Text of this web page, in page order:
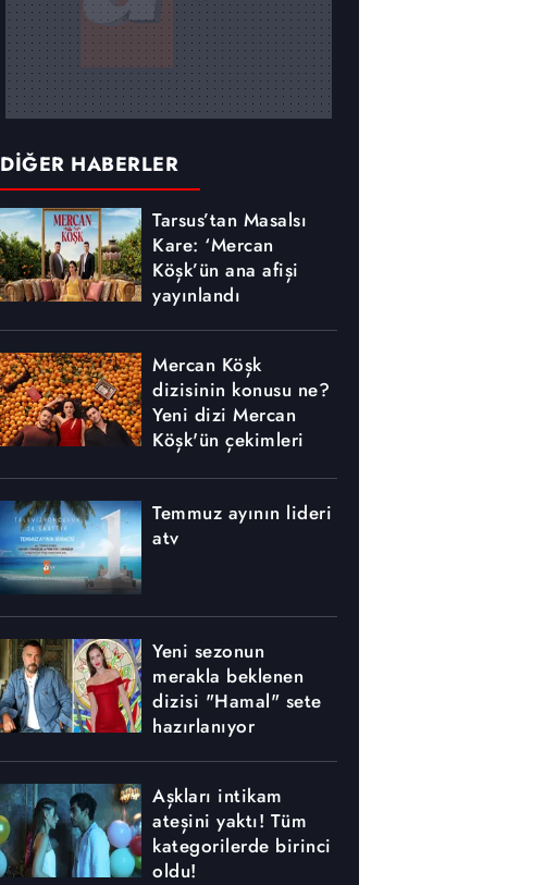
DİĞER HABERLER
Tarsus’tan Masalsı
Kare: ‘Mercan
Köşk’ün ana afişi
yayınlandı
Mercan Köşk
dizisinin konusu ne?
Yeni dizi Mercan
Köşk'ün çekimleri
Temmuz ayının lideri
atv
Yeni sezonun
merakla beklenen
dizisi "Hamal" sete
hazırlanıyor
Aşkları intikam
ateşini yaktı! Tüm
kategorilerde birinci
oldu!